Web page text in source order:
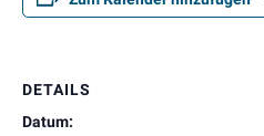
DETAILS
Datum: